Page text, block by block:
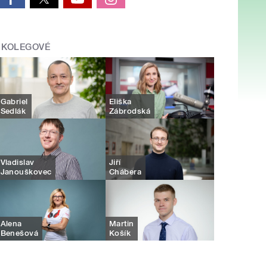
KOLEGOVÉ
Gabriel
Sedlák
Eliška
Zábrodská
Vladislav
Janouškovec
Jiří
Chábera
Alena
Benešová
Martin
Košík